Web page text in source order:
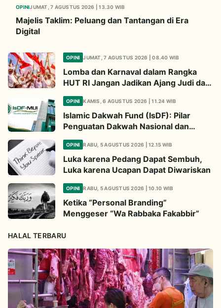
OPINIJUMAT, 7 AGUSTUS 2026 | 13.30 WIB
Majelis Taklim: Peluang dan Tantangan di Era
Digital
OPINI JUMAT, 7 AGUSTUS 2026 | 08.40 WIB
Lomba dan Karnaval dalam Rangka
HUT RI Jangan Jadikan Ajang Judi dan
Kampanye LGBT
OPINI KAMIS, 6 AGUSTUS 2026 | 11.24 WIB
Islamic Dakwah Fund (IsDF): Pilar
Penguatan Dakwah Nasional dan
Jembatan Kepedulian Umat Global
OPINI RABU, 5 AGUSTUS 2026 | 12.15 WIB
Luka karena Pedang Dapat Sembuh,
Luka karena Ucapan Dapat Diwariskan
OPINI RABU, 5 AGUSTUS 2026 | 10.10 WIB
Ketika “Personal Branding”
Menggeser “Wa Rabbaka Fakabbir”
HALAL TERBARU